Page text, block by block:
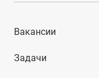
Вакансии
Задачи